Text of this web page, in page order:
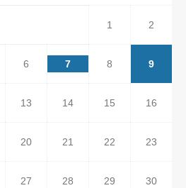
1 2
6 7 8 9
13 14 15 16
20 21 22 23
27 28 29 30